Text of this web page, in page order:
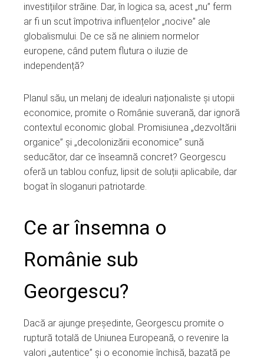
investițiilor străine. Dar, în logica sa, acest „nu” ferm
ar fi un scut împotriva influențelor „nocive” ale
globalismului. De ce să ne aliniem normelor
europene, când putem flutura o iluzie de
independență?
Planul său, un melanj de idealuri naționaliste și utopii
economice, promite o Românie suverană, dar ignoră
contextul economic global. Promisiunea „dezvoltării
organice” și „decolonizării economice” sună
seducător, dar ce înseamnă concret? Georgescu
oferă un tablou confuz, lipsit de soluții aplicabile, dar
bogat în sloganuri patriotarde.
Ce ar însemna o
Românie sub
Georgescu?
Dacă ar ajunge președinte, Georgescu promite o
ruptură totală de Uniunea Europeană, o revenire la
valori „autentice” și o economie închisă, bazată pe